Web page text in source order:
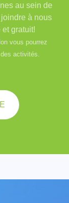
au sein de
à nous
gratuit!
vous pourrez
activités.